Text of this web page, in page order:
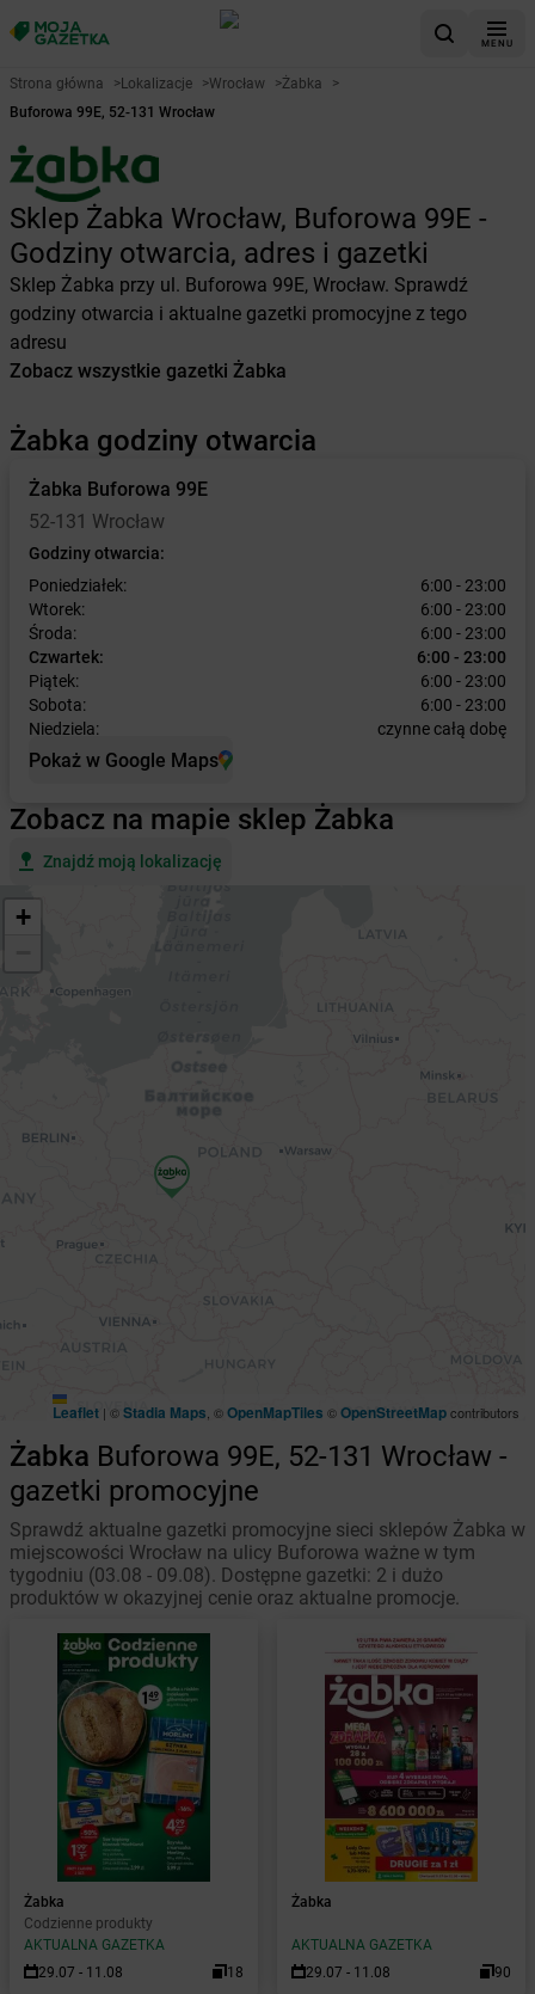
MENU
Strona główna >Lokalizacje >Wrocław >Żabka
>
Buforowa 99E, 52-131 Wrocław
Sklep Żabka Wrocław, Buforowa 99E -
Godziny otwarcia, adres i gazetki
Sklep Żabka przy ul. Buforowa 99E, Wrocław. Sprawdź
godziny otwarcia i aktualne gazetki promocyjne z tego
adresu
Zobacz wszystkie gazetki Żabka
Żabka godziny otwarcia
Żabka Buforowa 99E
52-131 Wrocław
Godziny otwarcia:
Poniedziałek:
6:00 - 23:00
Wtorek:
6:00 - 23:00
Środa:
6:00 - 23:00
Czwartek:
6:00 - 23:00
Piątek:
6:00 - 23:00
Sobota:
6:00 - 23:00
Niedziela:
czynne całą dobę
Pokaż w Google Maps
Zobacz na mapie sklep Żabka
Znajdź moją lokalizację
+
Leaflet | ©Stadia Maps , ©OpenMapTiles ©OpenStreetMapcontributors
Żabka Buforowa 99E, 52-131 Wrocław -
gazetki promocyjne
Sprawdź aktualne gazetki promocyjne sieci sklepów Żabka w
miejscowości Wrocław na ulicy Buforowa ważne w tym
tygodniu (03.08 - 09.08). Dostępne gazetki: 2 i dużo
produktów w okazyjnej cenie oraz aktualne promocje.
Żabka
Codzienne produkty
AKTUALNA GAZETKA
29.07 - 11.08
18
Żabka
AKTUALNA GAZETKA
29.07 - 11.08
90